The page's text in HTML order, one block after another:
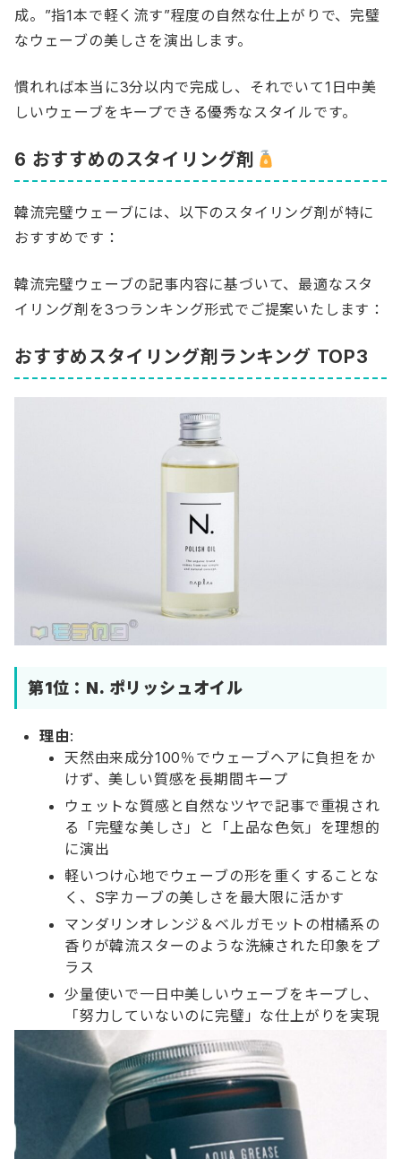
成。”指1本で軽く流す”程度の自然な仕上がりで、完璧
なウェーブの美しさを演出します。
慣れれば本当に3分以内で完成し、それでいて1日中美
しいウェーブをキープできる優秀なスタイルです。
6 おすすめのスタイリング剤
韓流完璧ウェーブには、以下のスタイリング剤が特に
おすすめです：
韓流完璧ウェーブの記事内容に基づいて、最適なスタ
イリング剤を3つランキング形式でご提案いたします：
おすすめスタイリング剤ランキング TOP3
第1位： N. ポリッシュオイル
理由:
天然由来成分100％でウェーブヘアに負担をか
けず、美しい質感を長期間キープ
ウェットな質感と自然なツヤで記事で重視され
る「完璧な美しさ」と「上品な色気」を理想的
に演出
軽いつけ心地でウェーブの形を重くすることな
く、S字カーブの美しさを最大限に活かす
マンダリンオレンジ＆ベルガモットの柑橘系の
香りが韓流スターのような洗練された印象をプ
ラス
少量使いで一日中美しいウェーブをキープし、
「努力していないのに完璧」な仕上がりを実現